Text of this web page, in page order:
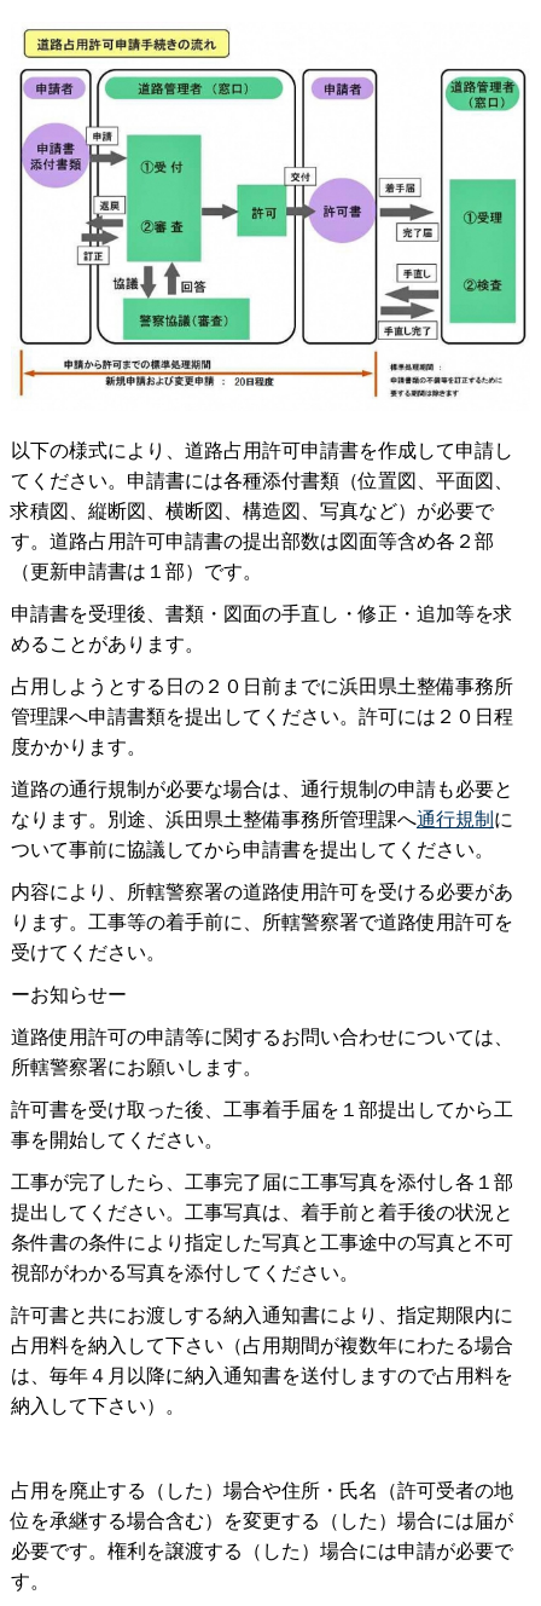
以下の様式により、道路占用許可申請書を作成して申請し
てください。申請書には各種添付書類（位置図、平面図、
求積図、縦断図、横断図、構造図、写真など）が必要で
す。道路占用許可申請書の提出部数は図面等含め各２部
（更新申請書は１部）です。
申請書を受理後、書類・図面の手直し・修正・追加等を求
めることがあります。
占用しようとする日の２０日前までに浜田県土整備事務所
管理課へ申請書類を提出してください。許可には２０日程
度かかります。
道路の通行規制が必要な場合は、通行規制の申請も必要と
なります。別途、浜田県土整備事務所管理課へ通行規制に
ついて事前に協議してから申請書を提出してください。
内容により、所轄警察署の道路使用許可を受ける必要があ
ります。工事等の着手前に、所轄警察署で道路使用許可を
受けてください。
ーお知らせー
道路使用許可の申請等に関するお問い合わせについては、
所轄警察署にお願いします。
許可書を受け取った後、工事着手届を１部提出してから工
事を開始してください。
工事が完了したら、工事完了届に工事写真を添付し各１部
提出してください。工事写真は、着手前と着手後の状況と
条件書の条件により指定した写真と工事途中の写真と不可
視部がわかる写真を添付してください。
許可書と共にお渡しする納入通知書により、指定期限内に
占用料を納入して下さい（占用期間が複数年にわたる場合
は、毎年４月以降に納入通知書を送付しますので占用料を
納入して下さい）。
占用を廃止する（した）場合や住所・氏名（許可受者の地
位を承継する場合含む）を変更する（した）場合には届が
必要です。権利を譲渡する（した）場合には申請が必要で
す。